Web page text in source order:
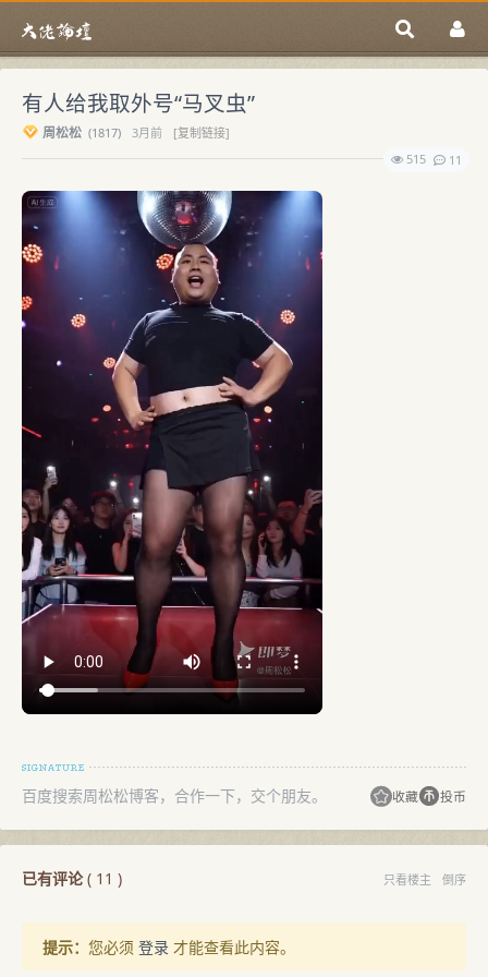
有人给我取外号“马叉虫”
周松松 (1817) 3月前
[复制链接]
515
11
百度搜索周松松博客，合作一下，交个朋友。 收藏 投币
已有评论( 11 ) 只看楼主 倒序
提示： 您必须 登录 才能查看此内容。